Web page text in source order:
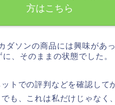
方はこちら
ダソンの商品には興味があ
、そのままの状態でした。
トでの評判などを確認して
も、これは私だけじゃなく